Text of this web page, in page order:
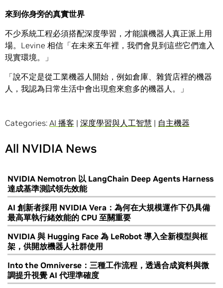
來到你身旁的真實世界
不少系統工程必須搭配深度學習，才能讓機器人真正派上用
場。Levine 相信「在未來五年裡，我們會見到這些它們進入
現實環境。」
「說不定是從工業機器人開始，例如倉庫、雜貨店裡的機器
人，我認為日常生活中會出現愈來愈多的機器人。」
Categories: AI 播客 | 深度學習與人工智慧 | 自主機器
All NVIDIA News
NVIDIA Nemotron 以 LangChain Deep Agents Harness
達成基準測試領先效能
AI 創新者採用 NVIDIA Vera：為何在大規模運作下仍具備
最高單執行緒效能的 CPU 至關重要
NVIDIA 與 Hugging Face 為 LeRobot 導入全新模型與框
架，供開放機器人社群使用
Into the Omniverse：三種工作流程，透過合成資料與微
調提升視覺 AI 代理準確度